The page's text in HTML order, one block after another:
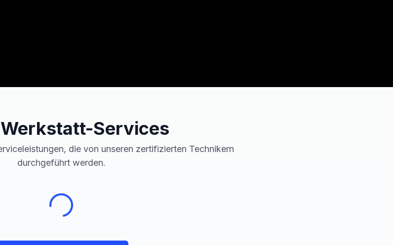
Services
die von unseren zertifizierten Technikern
durchgeführt werden.